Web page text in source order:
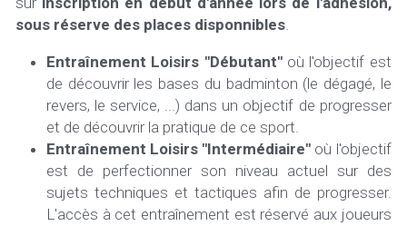
sous réserve des places disponnibles.
Entraînement Loisirs "Débutant" où l'objectif est
de découvrir les bases du badminton (le dégagé, le
revers, le service, ...) dans un objectif de progresser
et de découvrir la pratique de ce sport.
Entraînement Loisirs "Intermédiaire" où l'objectif
est de perfectionner son niveau actuel sur des
sujets techniques et tactiques afin de progresser.
L'accès à cet entraînement est réservé aux joueurs